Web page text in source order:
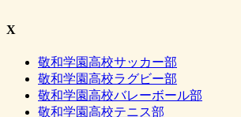
X
敬和学園高校サッカー部
敬和学園高校ラグビー部
敬和学園高校バレーボール部
敬和学園高校テニス部